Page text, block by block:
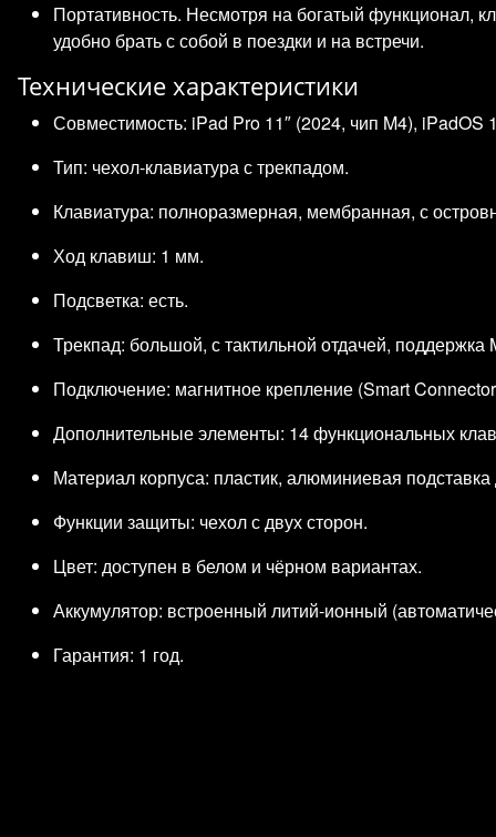
Портативность. Несмотря на богатый функционал,
удобно брать с собой в поездки и на встречи.
Технические характеристики
Совместимость: iPad Pro 11″ (2024, чип M4), iPadOS
Тип: чехол‑клавиатура с трекпадом.
Клавиатура: полноразмерная, мембранная, с
Ход клавиш: 1 мм.
Подсветка: есть.
Трекпад: большой, с тактильной отдачей, поддержка
Подключение: магнитное крепление (Smart
Дополнительные элементы: 14 функциональных
Материал корпуса: пластик, алюминиевая подставка
Функции защиты: чехол с двух сторон.
Цвет: доступен в белом и чёрном вариантах.
Аккумулятор: встроенный литий‑ионный
Гарантия: 1 год.